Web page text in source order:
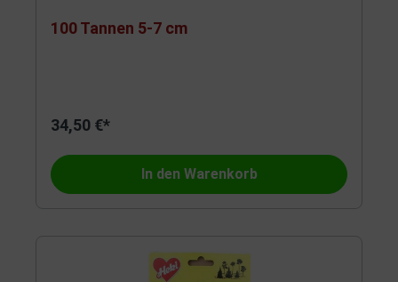
100 Tannen 5-7 cm
34,50 €*
In den Warenkorb